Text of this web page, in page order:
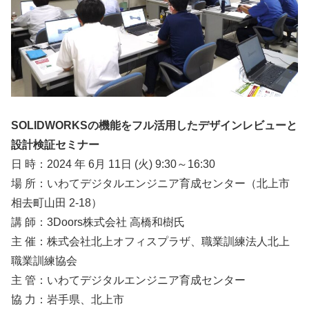
SOLIDWORKSの機能をフル活用したデザインレビューと
設計検証セミナー
日 時：2024 年 6月 11日 (火) 9:30～16:30
場 所：いわてデジタルエンジニア育成センター（北上市
相去町山田 2-18）
講 師：3Doors株式会社 高橋和樹氏
主 催：株式会社北上オフィスプラザ、職業訓練法人北上
職業訓練協会
主 管：いわてデジタルエンジニア育成センター
協 力：岩手県、北上市